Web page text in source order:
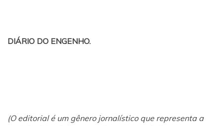
DIÁRIO DO ENGENHO.
(O editorial é um gênero jornalístico que representa a